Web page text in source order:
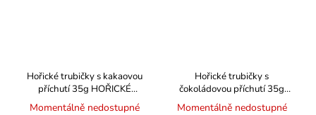
Hořické trubičky s kakaovou
příchutí 35g HOŘICKÉ
TRUBIČKY
Momentálně nedostupné
Hořické trubičky s
čokoládovou příchutí 35g
HOŘICKÉ TRUBIČKY
Momentálně nedostupné